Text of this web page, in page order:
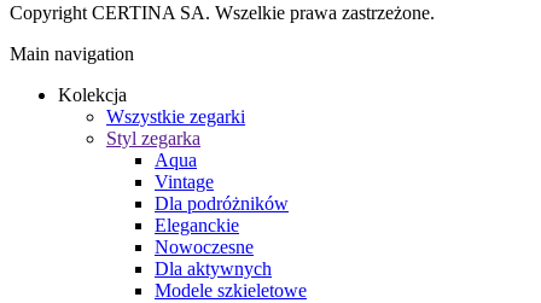
Copyright CERTINA SA. Wszelkie prawa zastrzeżone.
Main navigation
Kolekcja
Wszystkie zegarki
Styl zegarka
Aqua
Vintage
Dla podróżników
Eleganckie
Nowoczesne
Dla aktywnych
Modele szkieletowe